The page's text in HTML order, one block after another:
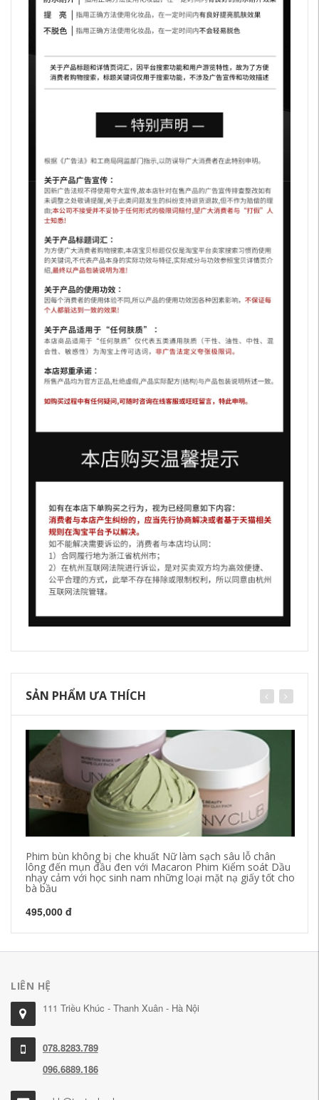
SẢN PHẨM ƯA THÍCH
Phim bùn không bị che khuất Nữ làm sạch sâu lỗ chân
lông đến mụn đầu đen với Macaron Phim Kiểm soát Dầu
nhạy cảm với học sinh nam những loại mặt nạ giấy tốt cho
bà bầu
495,000 đ
LIÊN HỆ
111 Triều Khúc - Thanh Xuân - Hà Nội
078.8283.789
096.6889.186